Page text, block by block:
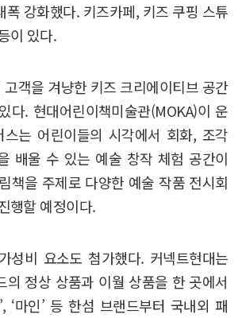
폭 강화했다. 키즈카페, 키즈 쿠핑 스튜
이 있다.
객을 겨냥한 키즈 크리에이티브 공간
다. 현대어린이책미술관(MOKA)이 운
스는 어린이들의 시각에서 회화, 조각
배울 수 있는 예술 창작 체험 공간이
책을 주제로 다양한 예술 작품 전시회
행할 예정이다.
성비 요소도 첨가했다. 커넥트현대는
의 정상 상품과 이월 상품을 한 곳에서
‘마인’ 등 한섬 브랜드부터 국내외 패